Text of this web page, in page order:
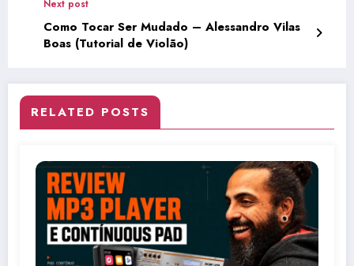
Next post
Como Tocar Ser Mudado – Alessandro Vilas
Boas (Tutorial de Violão)
RELATED POSTS